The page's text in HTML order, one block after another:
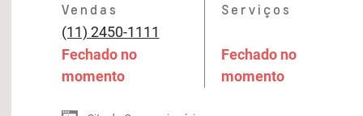
Vendas
(11) 2450-1111
Fechado no
momento
Serviços
Fechado no
momento